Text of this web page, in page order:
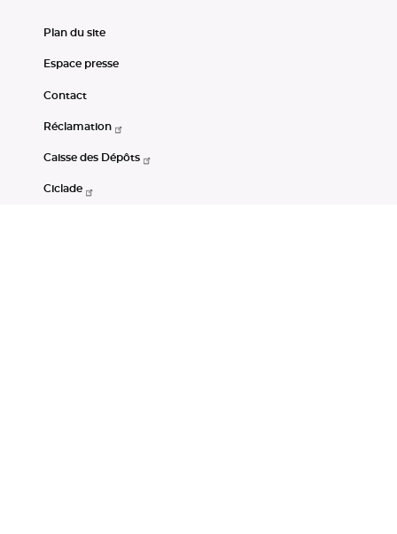
Plan du site
Espace presse
Contact
Réclamation
Caisse des Dépôts
Ciclade